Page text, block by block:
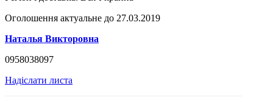
Оголошення актуальне до 27.03.2019
Наталья Викторовна
0958038097
Надіслати листа